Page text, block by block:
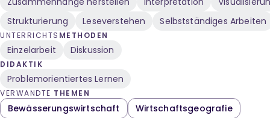
Strukturierung
Leseverstehen Selbstständiges Arbeiten
UNTERRICHTS METHODEN
Einzelarbeit Diskussion
DIDAKTIK
Problemorientiertes Lernen
VERWANDTE THEMEN
Bewässerungswirtschaft
Wirtschaftsgeografie